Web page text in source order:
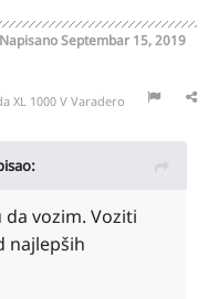
NapisanoSeptembar 15, 2019
XL 1000 V Varadero
da vozim. Voziti
najlepših